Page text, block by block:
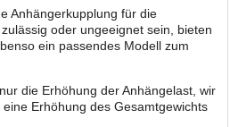
Anhängerkupplung für die
oder ungeeignet sein, bieten
ein passendes Modell zum
die Erhöhung der Anhängelast, wir
Erhöhung des Gesamtgewichts